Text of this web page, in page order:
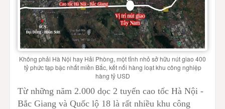
Không phải Hà Nội hay Hải Phòng, một tỉnh nhỏ sở hữu nút giao 400
tỷ phức tạp bậc nhất miền Bắc, kết nối hàng loạt khu công nghiệp
hàng tỷ USD
Từ những năm 2.000 dọc 2 tuyến cao tốc Hà Nội -
Bắc Giang và Quốc lộ 18 là rất nhiều khu công